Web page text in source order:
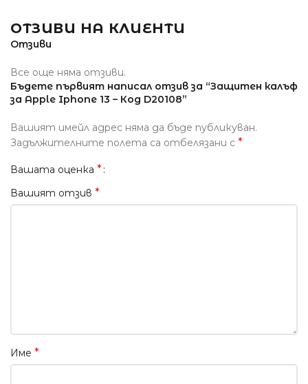
ОТЗИВИ НА КЛИЕНТИ
Отзиви
Все още няма отзиви.
Бъдете първият написал отзив за “Защитен калъф
за Apple Iphone 13 – Код D20108”
Вашият имейл адрес няма да бъде публикуван.
Задължителните полета са отбелязани с *
Вашата оценка *
Вашият отзив *
Име *